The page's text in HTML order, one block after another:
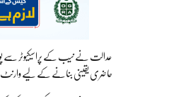
عدالت نے نیب کے پراسیکیوٹر سے
حاضری یقینی بنانے کے لیے